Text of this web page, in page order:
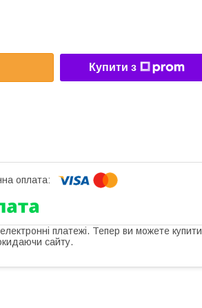
Купити з
платежі. Тепер ви можете купити
сайту.